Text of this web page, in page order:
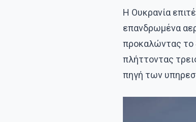
Η Ουκρανία
επανδρωμένα
προκαλώντας το
πλήττοντας
πηγή των